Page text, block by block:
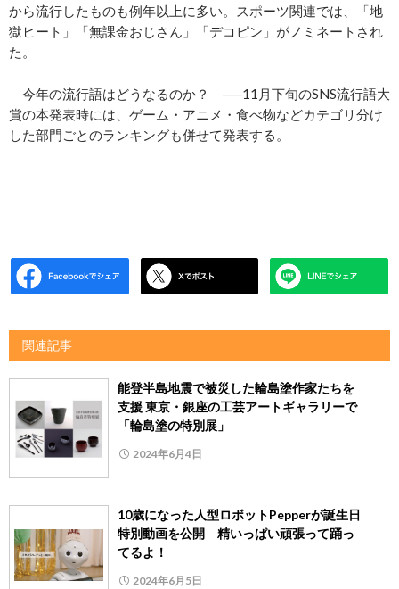
から流行したものも例年以上に多い。スポーツ関連では、「地
獄ヒート」「無課金おじさん」「デコピン」がノミネートされ
た。
今年の流行語はどうなるのか？ ──11月下旬のSNS流行語大
賞の本発表時には、ゲーム・アニメ・食べ物などカテゴリ分け
した部門ごとのランキングも併せて発表する。
関連記事
能登半島地震で被災した輪島塗作家たちを
支援 東京・銀座の工芸アートギャラリーで
「輪島塗の特別展」
2024年6月4日
10歳になった人型ロボットPepperが誕生日
特別動画を公開 精いっぱい頑張って踊っ
てるよ！
2024年6月5日